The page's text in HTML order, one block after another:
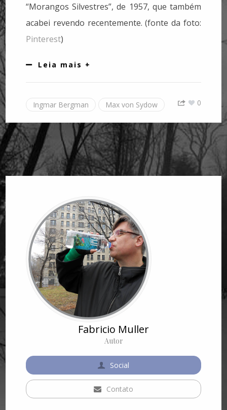
“Morangos Silvestres”, de 1957, que também
acabei revendo recentemente. (fonte da foto:
Pinterest)
Leia mais +
Ingmar Bergman Max von Sydow 0
Fabricio Muller
Autor
Social
Contato